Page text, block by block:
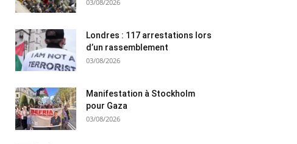
03/08/2026
Londres : 117 arrestations lors
d’un rassemblement
03/08/2026
Manifestation à Stockholm
pour Gaza
03/08/2026